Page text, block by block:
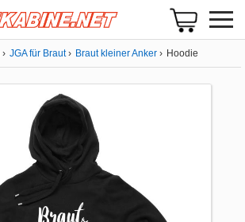
JGA für Braut Braut kleiner Anker Hoodie